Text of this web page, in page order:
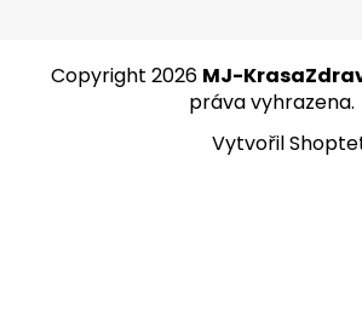
Vytvořil
Copyright 2026 MJ-
práva vyhrazena.